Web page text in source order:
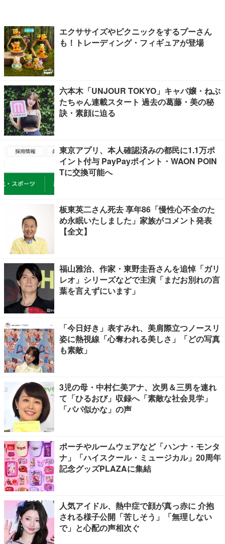
エクササイズやピクニックをするプーさん
も！トレーディング・フィギュアが登場
六本木「UNJOUR TOKYO」キャバ嬢・ねぶ
たちゃん連載スタート 過去の葛藤・美の秘
訣・素顔に迫る
東京アプリ、本人確認済みの都民に1.1万ポ
イント付与 PayPayポイント・WAON POIN
Tに交換可能へ
板東英二さん死去 享年86「慢性心不全のた
め永眠いたしました」家族がコメント発表
【全文】
福山雅治、作家・東野圭吾さんを追悼「ガリ
レオ」シリーズなどで主演「まだお別れの言
葉を言えずにいます」
「今日好き」表すみれ、美肩際立つノースリ
姿に熱視線「心奪われる美しさ」「どの写真
も素敵」
3児の母・中村仁美アナ、次男＆三男を連れ
て「ひるおび」収録へ「素敵な社会見学」
「パパ似かな」の声
ポーチやルームウェアなど「ハンナ・モンタ
ナ」「ハイスクール・ミュージカル」20周年
記念グッズPLAZAに集結
人気アイドル、熱中症で顔が真っ赤に 介抱
される様子公開「苦しそう」「無理しない
で」と心配の声相次ぐ